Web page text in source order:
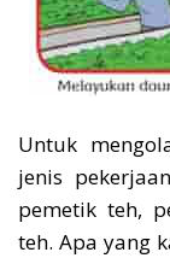
Untuk
jenis
pemetik teh,
teh. Apa yang